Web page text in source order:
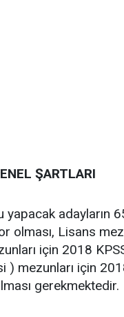
ŞARTLARI
yapacak adayların
olması, Lisans
için 2018
) mezunları için
gerekmektedir.